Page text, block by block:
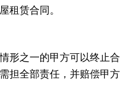
租赁合同。
形之一的甲方可以终止合
担全部责任，并赔偿甲方